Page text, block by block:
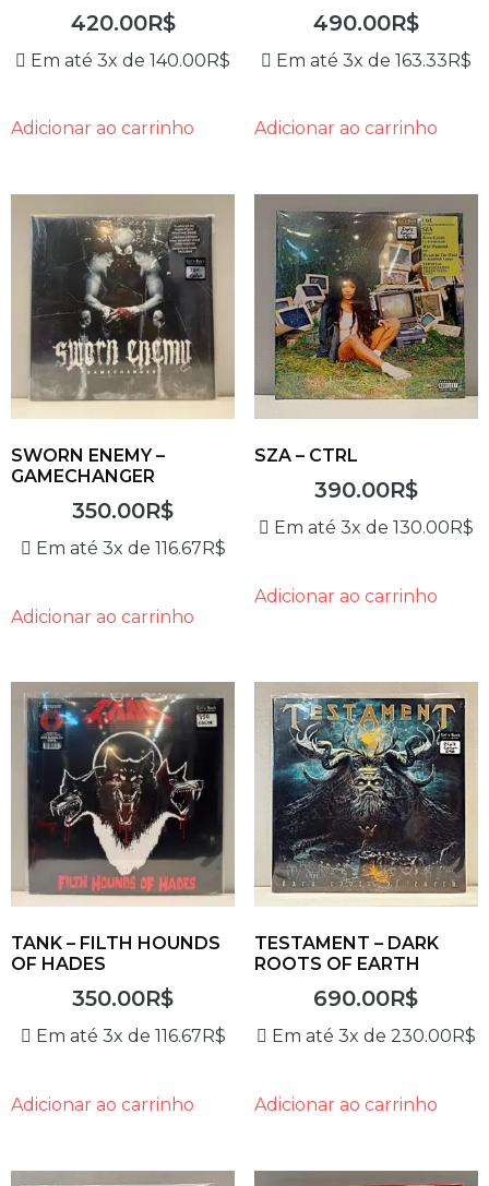
420.00R$
Em até 3x de140.00R$
Adicionar ao carrinho
490.00R$
Em até 3x de 163.33R$
Adicionar ao carrinho
SWORN ENEMY –
GAMECHANGER
350.00R$
Em até 3x de 116.67R$
Adicionar ao carrinho
SZA – CTRL
390.00R$
Em até 3x de 130.00R$
Adicionar ao carrinho
TANK – FILTH HOUNDS
OF HADES
350.00R$
Em até 3x de 116.67R$
Adicionar ao carrinho
TESTAMENT – DARK
ROOTS OF EARTH
690.00R$
Em até 3x de 230.00R$
Adicionar ao carrinho